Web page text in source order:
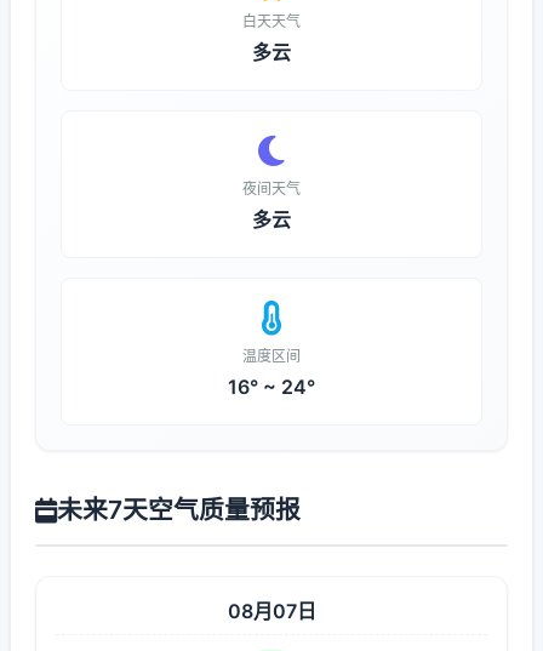
白天天气
多云
夜间天气
多云
温度区间
16° ~ 24°
未来7天空气质量预报
08月07日